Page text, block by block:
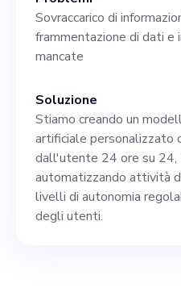
strategico,
nostro
dei nostri
raccolta
gestione
operative.
Sovraccarico di
frammentazione di dati e
mancate
Soluzione
Stiamo creando un
artificiale personalizzato
dall'utente 24 ore su 24,
automatizzando attività
livelli di autonomia
degli utenti.